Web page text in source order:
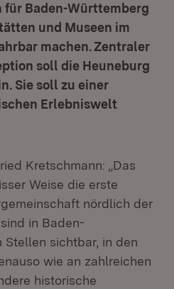
für Baden-Württemberg
und Museen im
machen. Zentraler
soll die Heuneburg
Sie soll zu einer
Erlebniswelt
Kretschmann: „Das
Weise die erste
nördlich der
in Baden-
sichtbar, in den
wie an zahlreichen
historische